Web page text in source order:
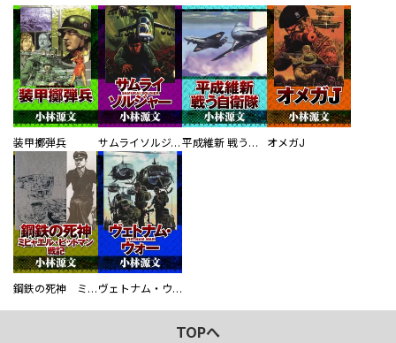
装甲擲弾兵 サムライソルジャー SAMURAI SOLDIER 平成維新 戦う自衛隊 オメガJ
鋼鉄の死神 ミヒャエル・ビットマン戦記 ヴェトナム・ウォー VIETNAM WAR
TOPへ